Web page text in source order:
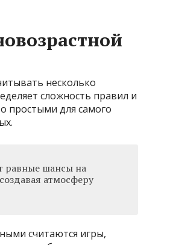
несколько
сложность правил и
простыми для самого
равные шансы на
атмосферу
считаются игры,